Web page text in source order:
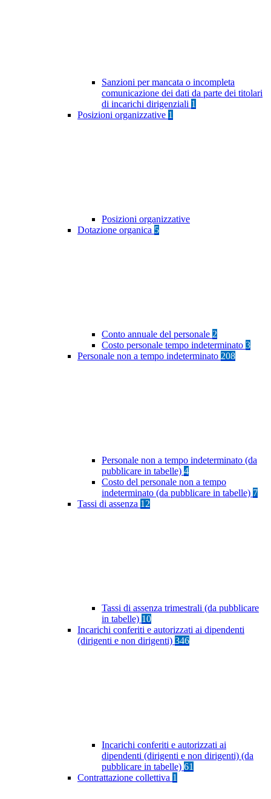
Sanzioni per mancata o incompleta
comunicazione dei dati da parte dei titolari
di incarichi dirigenziali 1
Posizioni organizzative 1
Posizioni organizzative
Dotazione organica 5
Conto annuale del personale 2
Costo personale tempo indeterminato 3
Personale non a tempo indeterminato 208
Personale non a tempo indeterminato (da
pubblicare in tabelle) 4
Costo del personale non a tempo
indeterminato (da pubblicare in tabelle) 7
Tassi di assenza 12
Tassi di assenza trimestrali (da pubblicare
in tabelle) 10
Incarichi conferiti e autorizzati ai dipendenti
(dirigenti e non dirigenti) 346
Incarichi conferiti e autorizzati ai
dipendenti (dirigenti e non dirigenti) (da
pubblicare in tabelle) 61
Contrattazione collettiva 1